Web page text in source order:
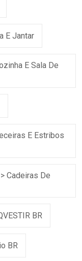
E Jantar
E Sala De
E Estribos
Cadeiras De
BR
BR